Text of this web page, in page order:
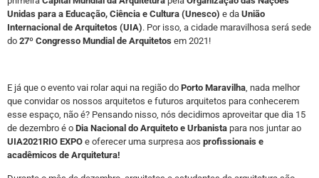
Unidas para a Educação, Ciência e Cultura (Unesco) e da União
Internacional de Arquitetos (UIA). Por isso, a cidade maravilhosa será sede
do 27º Congresso Mundial de Arquitetos em 2021!
E já que o evento vai rolar aqui na região do Porto Maravilha , nada melhor
que convidar os nossos arquitetos e futuros arquitetos para conhecerem
esse espaço, não é? Pensando nisso, nós decidimos aproveitar que dia 15
de dezembro é o Dia Nacional do Arquiteto e Urbanista para nos juntar ao
UIA2021RIO EXPO e oferecer uma surpresa aos profissionais e
acadêmicos de Arquitetura!